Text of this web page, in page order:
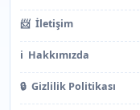
📨 İletişim
ℹ️ Hakkımızda
🔒 Gizlilik Politikası